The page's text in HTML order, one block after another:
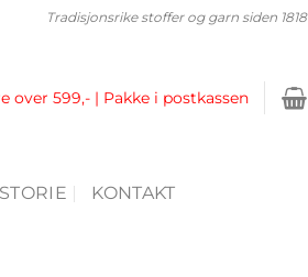
Tradisjonsrike stoffer og garn siden 1818
over 599,- | Pakke i postkassen
KONTAKT